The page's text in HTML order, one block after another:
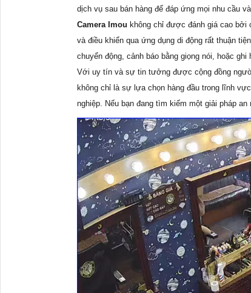
dịch vụ sau bán hàng để đáp ứng mọi nhu cầu
Camera Imou không chỉ được đánh giá cao bởi
và điều khiển qua ứng dụng di động rất thuận
chuyển động, cảnh báo bằng giọng nói, hoặc
Với uy tín và sự tin tưởng được cộng đồng
không chỉ là sự lựa chọn hàng đầu trong lĩnh
nghiệp. Nếu bạn đang tìm kiếm một giải pháp